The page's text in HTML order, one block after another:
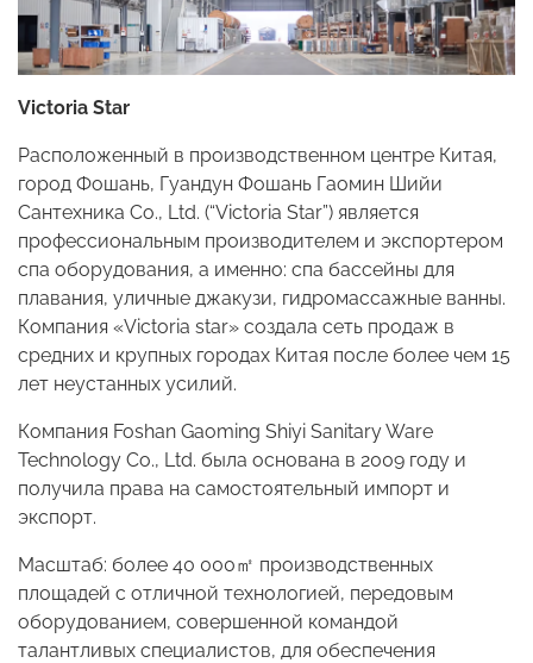
Victoria Star
Расположенный в производственном центре Китая,
город Фошань, Гуандун Фошань Гаомин Шийи
Сантехника Co., Ltd. (“Victoria Star”) является
профессиональным производителем и экспортером
спа оборудования, а именно: спа бассейны для
плавания, уличные джакузи, гидромассажные ванны.
Компания «Victoria star» создала сеть продаж в
средних и крупных городах Китая после более чем 15
лет неустанных усилий.
Компания Foshan Gaoming Shiyi Sanitary Ware
Technology Co., Ltd. была основана в 2009 году и
получила права на самостоятельный импорт и
экспорт.
Масштаб: более 40 000㎡ производственных
площадей с отличной технологией, передовым
оборудованием, совершенной командой
талантливых специалистов, для обеспечения